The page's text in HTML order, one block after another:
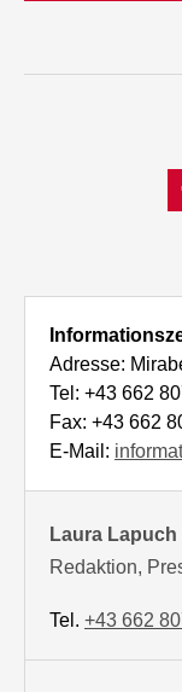
Adresse:
Tel: +43 662
Fax: +43 662
E-Mail:
Laura Lapuch
Redaktion,
Tel.+43 662